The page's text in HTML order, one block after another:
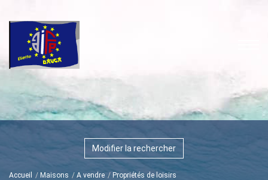
Modifier la rechercher
Accueil Maisons A vendre Propriétés de loisirs